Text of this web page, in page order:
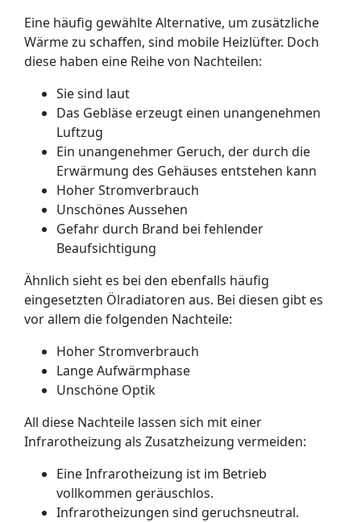
Eine häufig gewählte Alternative, um zusätzliche
Wärme zu schaffen, sind mobile Heizlüfter. Doch
diese haben eine Reihe von Nachteilen:
Sie sind laut
Das Gebläse erzeugt einen unangenehmen
Luftzug
Ein unangenehmer Geruch, der durch die
Erwärmung des Gehäuses entstehen kann
Hoher Stromverbrauch
Unschönes Aussehen
Gefahr durch Brand bei fehlender
Beaufsichtigung
Ähnlich sieht es bei den ebenfalls häufig
eingesetzten Ölradiatoren aus. Bei diesen gibt es
vor allem die folgenden Nachteile:
Hoher Stromverbrauch
Lange Aufwärmphase
Unschöne Optik
All diese Nachteile lassen sich mit einer
Infrarotheizung als Zusatzheizung vermeiden:
Eine Infrarotheizung ist im Betrieb
vollkommen geräuschlos.
Infrarotheizungen sind geruchsneutral.